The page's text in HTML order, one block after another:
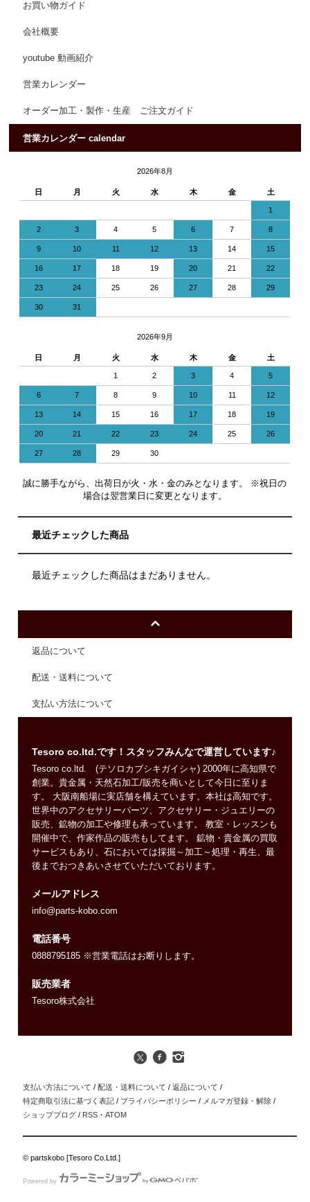
お買い物ガイド
会社概要
youtube 動画紹介
営業カレンダー
オーダー加工・製作・生産 ご注文ガイド
営業カレンダー calendar
2026年8月
日 月 火 水 木 金 土
1
2 3 4 5 6 7 8
9 10 11 12 13 14 15
16 17 18 19 20 21 22
23 24 25 26 27 28 29
30 31
2026年9月
日 月 火 水 木 金 土
1 2 3 4 5
6 7 8 9 10 11 12
13 14 15 16 17 18 19
20 21 22 23 24 25 26
27 28 29 30
誠に勝手ながら、出荷日が火・水・金のみとなります。 ※祝日の
場合は翌営業日に変更となります。
最近チェックした商品
最近チェックした商品はまだありません。
返品について
配送・送料について
支払い方法について
Tesoro co.ltd.です！スタッフみんなで運営しています♪
Tesoro co.ltd. (テソロカブシキガイシャ) 2000年に高知県で
創業。貴金属・天然石加工/販売を商いとして今日に至りま
す。 大阪南船場に実店舗を構えています。本社は高知です。
世界中のアクセサリーパーツ、アクセサリー・ジュエリーの
販売、鉱物の加工や修理も承っています。 教室・レッスンも
開催中で、作家作品の販売もしてます。 鉱物・貴金属の買取
サービスもあり、石においては採掘～加工～処理・再生、最
後までおつきあいさせていただいております。
メールアドレス
info@parts-kobo.com
電話番号
0888795185 ※営業電話はお断りします。
販売業者
Tesoro株式会社
支払い方法について / 配送・送料について / 返品について /
特定商取引法に基づく表記 / プライバシーポリシー / メルマガ登録・解除 /
ショップブログ / RSS ・ATOM
© partskobo [Tesoro Co.Ltd.]
Powered by